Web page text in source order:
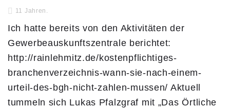
11 Jahren.
Ich hatte bereits von den Aktivitäten der
Gewerbeauskunftszentrale berichtet:
http://rainlehmitz.de/kostenpflichtiges-
branchenverzeichnis-wann-sie-nach-einem-
urteil-des-bgh-nicht-zahlen-mussen/ Aktuell
tummeln sich Lukas Pfalzgraf mit „Das Örtliche